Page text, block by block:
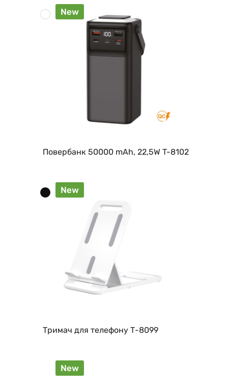
New
Повербанк 50000 mAh, 22,5W T-8102
New
Тримач для телефону Т-8099
New